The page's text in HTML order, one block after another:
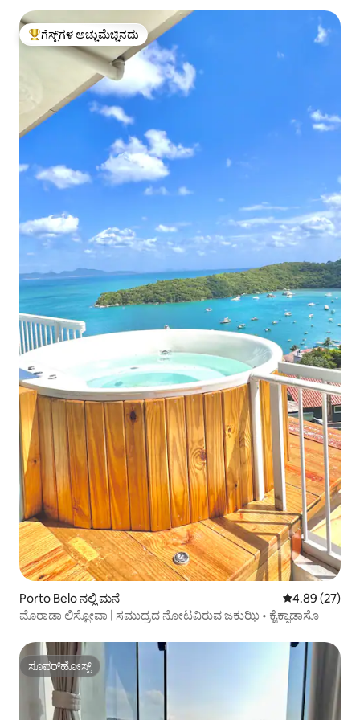
ಗೆಸ್ಟ್‌ಗಳಿಗೆ ಅತಿ ಹೆಚ್ಚು ಅಚ್ಚುಮೆಚ್ಚಿನದು
ಗೆಸ್ಟ್‌ಗಳ ಅಚ್ಚುಮೆಚ್ಚಿನದು
Porto Belo ನಲ್ಲಿ ಮನೆ 5 ರಲ್ಲಿ 4.89
4.89 (27)
ಮೊರಾಡಾ ಲಿಸ್ಬೋವಾ | ಸಮುದ್ರದ ನೋಟವಿರುವ ಜಕುಝಿ • ಕೈಕ್ಸಾಡಾಸೊ
ಸೂಪರ್‌ಹೋಸ್ಟ್
ಸೂಪರ್‌ಹೋಸ್ಟ್